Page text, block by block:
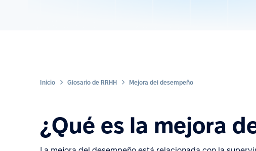
Inicio Glosario de RRHH Mejora del desempeño
¿Qué es la mejora